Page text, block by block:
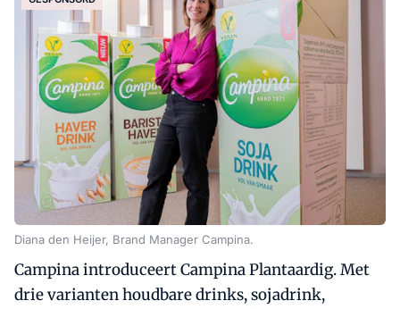
Diana den Heijer, Brand Manager Campina.
Campina introduceert Campina Plantaardig. Met
drie varianten houdbare drinks, sojadrink,